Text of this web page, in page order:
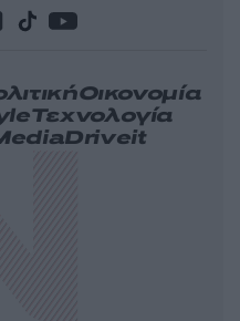
Οικονομία
Τεχνολογία
Driveit